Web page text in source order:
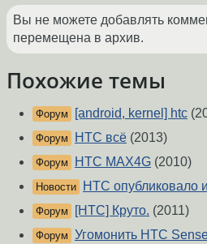
Вы не можете добавлять
перемещена в архив.
Похожие темы
Форум [android, kernel] htc
Форум HTC всё (2013)
Форум HTC MAX4G (2010)
Новости HTC опубликовало
Форум [HTC] Круто. (2011)
Форум Угомонить HTC